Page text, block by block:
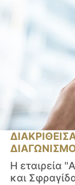
Η εταιρεία
και